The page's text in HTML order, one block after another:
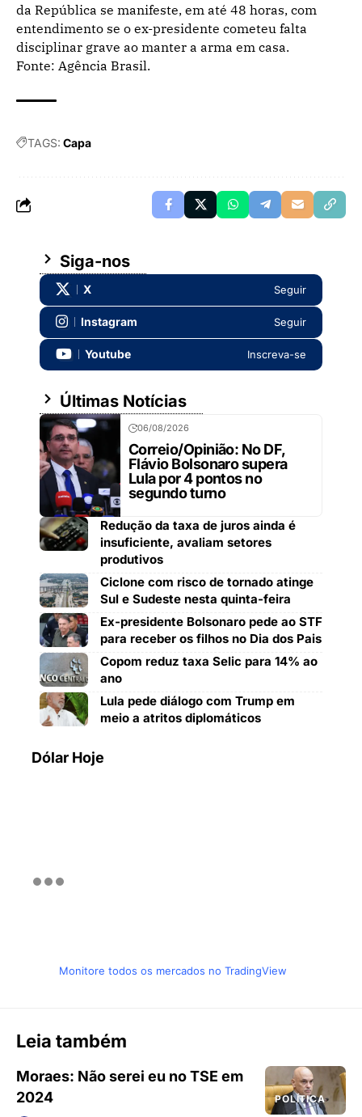
da República se manifeste, em até 48 horas, com
entendimento se o ex-presidente cometeu falta
disciplinar grave ao manter a arma em casa.
Fonte: Agência Brasil.
TAGS: Capa
Siga-nos
X Seguir
Instagram Seguir
Youtube Inscreva-se
Últimas Notícias
06/08/2026
Correio/Opinião: No DF,
Flávio Bolsonaro supera
Lula por 4 pontos no
segundo turno
Redução da taxa de juros ainda é
insuficiente, avaliam setores
produtivos
Ciclone com risco de tornado atinge
Sul e Sudeste nesta quinta-feira
Ex-presidente Bolsonaro pede ao STF
para receber os filhos no Dia dos Pais
Copom reduz taxa Selic para 14% ao
ano
Lula pede diálogo com Trump em
meio a atritos diplomáticos
Dólar Hoje
Monitore todos os mercados no TradingView
Leia também
POLÍTICA
Moraes: Não serei eu no TSE em
2024